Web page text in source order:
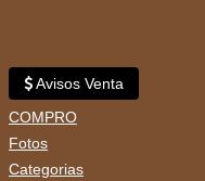
Avisos Venta
COMPRO
Fotos
Categorias